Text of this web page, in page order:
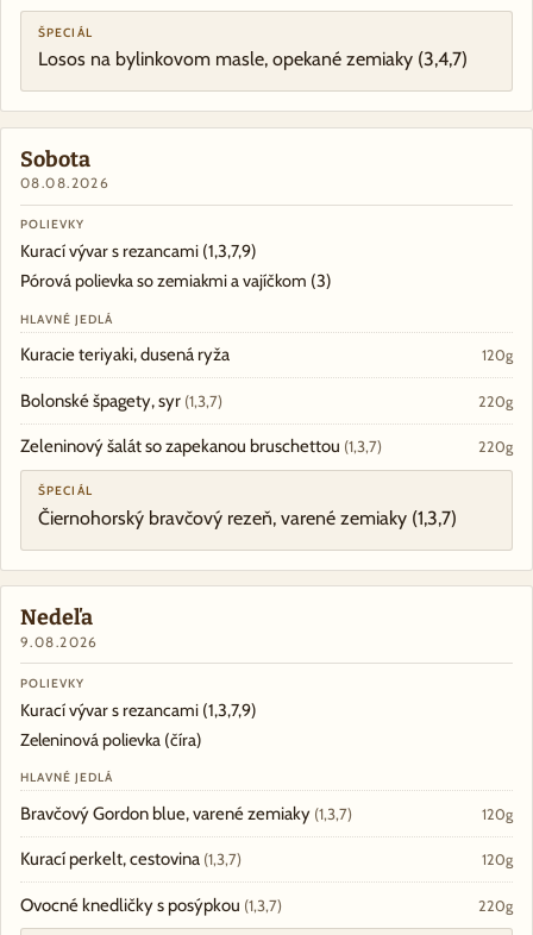
ŠPECIÁL
Losos na bylinkovom masle, opekané zemiaky (3,4,7)
Sobota
08.08.2026
POLIEVKY
Kurací vývar s rezancami (1,3,7,9)
Pórová polievka so zemiakmi a vajíčkom (3)
HLAVNÉ JEDLÁ
Kuracie teriyaki, dusená ryža 120g
Bolonské špagety, syr (1,3,7) 220g
Zeleninový šalát so zapekanou bruschettou (1,3,7) 220g
ŠPECIÁL
Čiernohorský bravčový rezeň, varené zemiaky (1,3,7)
Nedeľa
9.08.2026
POLIEVKY
Kurací vývar s rezancami (1,3,7,9)
Zeleninová polievka (číra)
HLAVNÉ JEDLÁ
Bravčový Gordon blue, varené zemiaky (1,3,7) 120g
Kurací perkelt, cestovina (1,3,7) 120g
Ovocné knedličky s posýpkou (1,3,7) 220g